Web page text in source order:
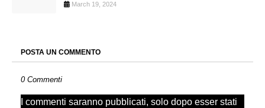
March 19, 2024
POSTA UN COMMENTO
0 Commenti
I commenti saranno pubblicati, solo dopo esser stati